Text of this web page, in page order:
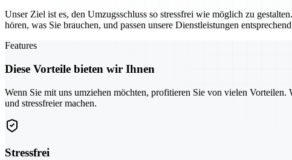
Unser Ziel ist es, den Umzugsschluss so stressfrei wie möglich zu
hören, was Sie brauchen, und passen unsere Dienstleistungen
Features
Diese Vorteile bieten wir Ihnen
Wenn Sie mit uns umziehen möchten, profitieren Sie von vielen
und stressfreier machen.
Stressfrei